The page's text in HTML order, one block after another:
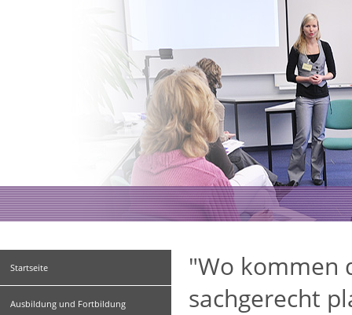
Startseite
Ausbildung und Fortbildung
"Wo kommen
sachgerecht